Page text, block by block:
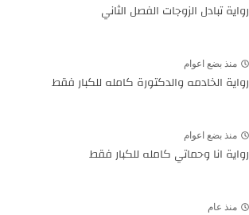
رواية تبادل الزوجات الفصل الثاني
منذ بضع اعوام
رواية الخادمه والدكتورة كامله للكبار فقط
منذ بضع اعوام
رواية انا وحماتي كامله للكبار فقط
منذ عام